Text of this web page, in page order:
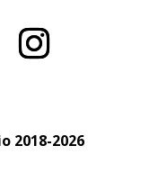
2018-2026